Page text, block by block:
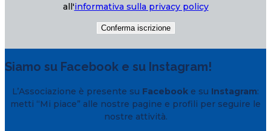
all'informativa sulla privacy policy
Siamo su Facebook e su Instagram!
L’Associazione è presente su Facebook e su Instagram:
metti “Mi piace” alle nostre pagine e profili per seguire le
nostre attività.